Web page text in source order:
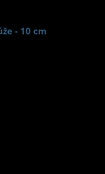
- 10 cm